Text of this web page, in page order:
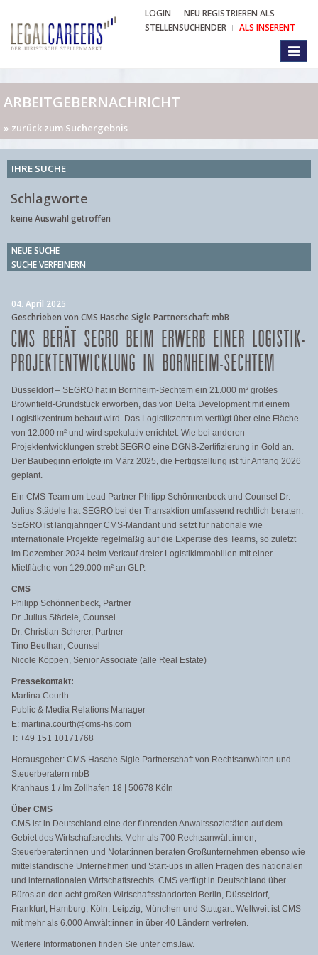
LOGIN
NEU REGISTRIEREN ALS
STELLENSUCHENDER
ALS INSERENT
ARBEITGEBERNACHRICHT
» zurück zum Suchergebnis
IHRE SUCHE
Schlagworte
keine Auswahl getroffen
NEUE SUCHE
SUCHE VERFEINERN
04. April 2025
Geschrieben von CMS Hasche Sigle Partnerschaft mbB
CMS BERÄT SEGRO BEIM ERWERB EINER LOGISTIK-
PROJEKTENTWICKLUNG IN BORNHEIM-SECHTEM
Düsseldorf – SEGRO hat in Bornheim-Sechtem ein 21.000 m² großes
Brownfield-Grundstück erworben, das von Delta Development mit einem
Logistikzentrum bebaut wird. Das Logistikzentrum verfügt über eine Fläche
von 12.000 m² und wird spekulativ errichtet. Wie bei anderen
Projektentwicklungen strebt SEGRO eine DGNB-Zertifizierung in Gold an.
Der Baubeginn erfolgte im März 2025, die Fertigstellung ist für Anfang 2026
geplant.
Ein CMS-Team um Lead Partner Philipp Schönnenbeck und Counsel Dr.
Julius Städele hat SEGRO bei der Transaktion umfassend rechtlich beraten.
SEGRO ist langjähriger CMS-Mandant und setzt für nationale wie
internationale Projekte regelmäßig auf die Expertise des Teams, so zuletzt
im Dezember 2024 beim Verkauf dreier Logistikimmobilien mit einer
Mietfläche von 129.000 m² an GLP.
CMS
Philipp Schönnenbeck, Partner
Dr. Julius Städele, Counsel
Dr. Christian Scherer, Partner
Tino Beuthan, Counsel
Nicole Köppen, Senior Associate (alle Real Estate)
Pressekontakt:
Martina Courth
Public & Media Relations Manager
E: martina.courth@cms-hs.com
T: +49 151 10171768
Herausgeber: CMS Hasche Sigle Partnerschaft von Rechtsanwälten und
Steuerberatern mbB
Kranhaus 1 / Im Zollhafen 18 | 50678 Köln
Über CMS
CMS ist in Deutschland eine der führenden Anwaltssozietäten auf dem
Gebiet des Wirtschaftsrechts. Mehr als 700 Rechtsanwält:innen,
Steuerberater:innen und Notar:innen beraten Großunternehmen ebenso wie
mittelständische Unternehmen und Start-ups in allen Fragen des nationalen
und internationalen Wirtschaftsrechts. CMS verfügt in Deutschland über
Büros an den acht großen Wirtschaftsstandorten Berlin, Düsseldorf,
Frankfurt, Hamburg, Köln, Leipzig, München und Stuttgart. Weltweit ist CMS
mit mehr als 6.000 Anwält:innen in über 40 Ländern vertreten.
Weitere Informationen finden Sie unter cms.law.